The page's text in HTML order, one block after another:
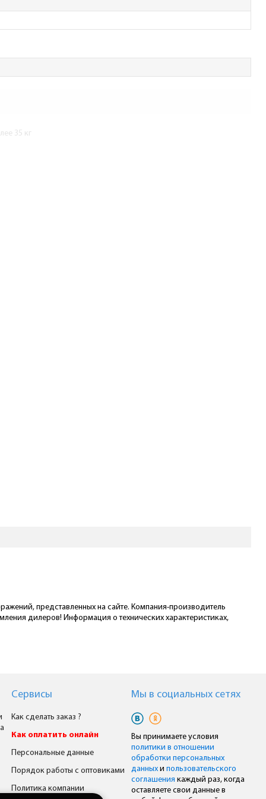
35 кг
представленных на сайте. Компания-производитель
дилеров! Информация о технических характеристиках,
Сервисы
Как сделать заказ ?
Как оплатить онлайн
Персональные данные
Порядок работы с оптовиками
Политика компании
Мы в cоциальных сетях
Вы принимаете условия
политики в отношении
обработки персональных
данных ипользовательского
соглашения каждый раз, когда
оставляете свои данные в